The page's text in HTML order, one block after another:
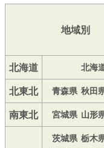
地域別
北海道
北海
北東北
青森県 秋田
南東北
宮城県 山形
茨城県 栃木